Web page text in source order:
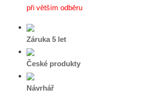
při větším odběru
Záruka 5 let
České produkty
Návrhář